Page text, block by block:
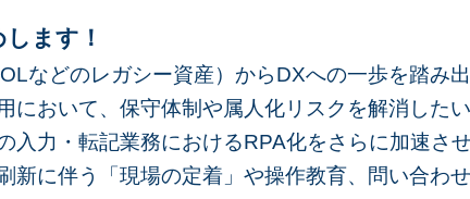
ます！
などのレガシー資産）からDXへの一歩を踏み
において、保守体制や属人化リスクを解消した
入力・転記業務におけるRPA化をさらに加速さ
新に伴う「現場の定着」や操作教育、問い合わ